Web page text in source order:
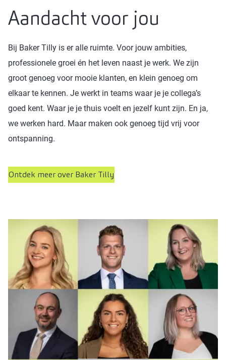
Aandacht voor jou
Bij Baker Tilly is er alle ruimte. Voor jouw ambities,
professionele groei én het leven naast je werk. We zijn
groot genoeg voor mooie klanten, en klein genoeg om
elkaar te kennen. Je werkt in teams waar je je collega’s
goed kent. Waar je je thuis voelt en jezelf kunt zijn. En ja,
we werken hard. Maar maken ook genoeg tijd vrij voor
ontspanning.
Ontdek meer over Baker Tilly